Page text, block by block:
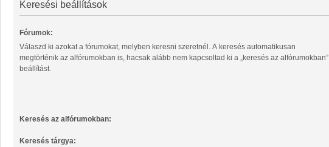
Keresési beállítások
Fórumok:
Válaszd ki azokat a fórumokat, melyben keresni szeretnél. A keresés automatikusan
megtörténik az alfórumokban is, hacsak alább nem kapcsoltad ki a „keresés az alfórumokban”
beállítást.
Keresés az alfórumokban:
Keresés tárgya: